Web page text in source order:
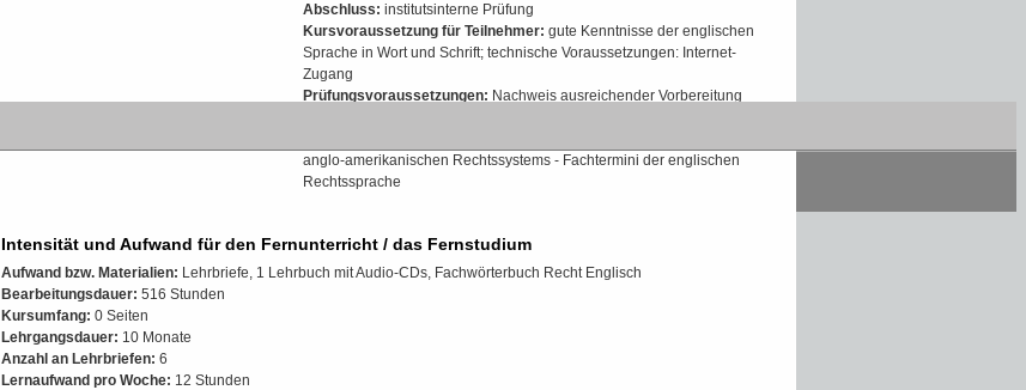
Abschluss: institutsinterne Prüfung
Kursvoraussetzung für Teilnehmer: gute Kenntnisse der englischen
Sprache in Wort und Schrift; technische Voraussetzungen: Internet-
Zugang
Prüfungsvoraussetzungen: Nachweis ausreichender Vorbereitung
anglo-amerikanischen Rechtssystems - Fachtermini der englischen
Rechtssprache
Intensität und Aufwand für den Fernunterricht / das Fernstudium
Aufwand bzw. Materialien: Lehrbriefe, 1 Lehrbuch mit Audio-CDs, Fachwörterbuch Recht Englisch
Bearbeitungsdauer: 516 Stunden
Kursumfang: 0 Seiten
Lehrgangsdauer: 10 Monate
Anzahl an Lehrbriefen: 6
Lernaufwand pro Woche: 12 Stunden